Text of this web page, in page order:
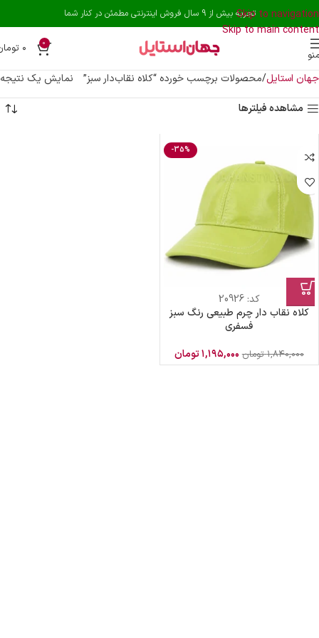
Skip to navigation
Skip to main content
تجربه بیش از 9 سال فروش اینترنتی مطمئن در کنار شما
0 ۰
جهان استایل محصولات برچسب خورده “کلاه نقاب‌دار سبز”
نمایش یک نتیجه
مشاهده فیلترها
-35%
کد:20926
کلاه نقاب دار چرم طبیعی رنگ سبز
فسفری
۱,۸۴۰,۰۰۰ تومان ۱,۱۹۵,۰۰۰تومان